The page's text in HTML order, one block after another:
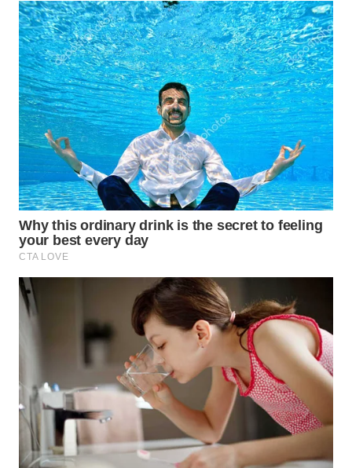
WN
BINJAI
WN
CIREBON
WN
INDRAMAYU
WN
KUNINGAN
WN
MAJALENGKA
SUKABUMI
WN
PURWAKARTA